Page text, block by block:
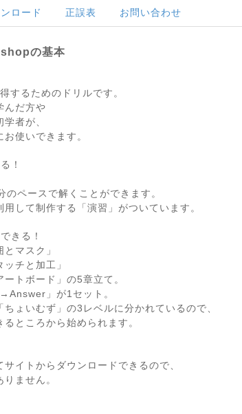
ロード 正誤表 お問い合わせ
の基本
するためのドリルです。
んだ方や
者が、
使いできます。
！
ペースで解くことができます。
して制作する「演習」がついています。
きる！
マスク」
チと加工」
ートボード」の5章立て。
」が1セット。
ょいむず」の3レベルに分かれているので、
ところから始められます。
イトからダウンロードできるので、
ません。